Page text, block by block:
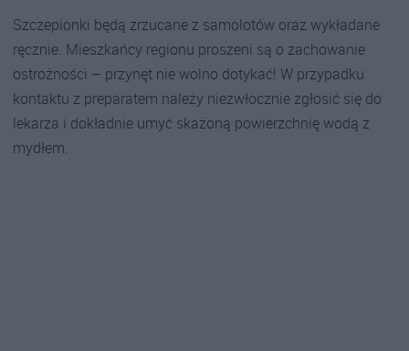
Szczepionki będą zrzucane z samolotów oraz wykładane
ręcznie. Mieszkańcy regionu proszeni są o zachowanie
ostrożności – przynęt nie wolno dotykać! W przypadku
kontaktu z preparatem należy niezwłocznie zgłosić się do
lekarza i dokładnie umyć skażoną powierzchnię wodą z
mydłem.